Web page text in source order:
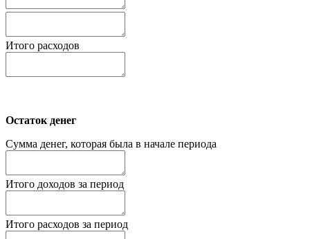
Итого расходов
Остаток денег
Сумма денег, которая была в начале периода
Итого доходов за период
Итого расходов за период